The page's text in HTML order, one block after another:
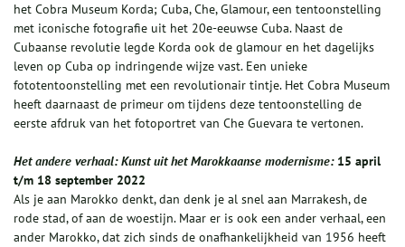
het Cobra Museum Korda; Cuba, Che, Glamour, een tentoonstelling
met iconische fotografie uit het 20e-eeuwse Cuba. Naast de
Cubaanse revolutie legde Korda ook de glamour en het dagelijks
leven op Cuba op indringende wijze vast. Een unieke
fototentoonstelling met een revolutionair tintje. Het Cobra Museum
heeft daarnaast de primeur om tijdens deze tentoonstelling de
eerste afdruk van het fotoportret van Che Guevara te vertonen.
Het andere verhaal: Kunst uit het Marokkaanse modernisme:15 april
t/m 18 september 2022
Als je aan Marokko denkt, dan denk je al snel aan Marrakesh, de
rode stad, of aan de woestijn. Maar er is ook een ander verhaal, een
ander Marokko, dat zich sinds de onafhankelijkheid van 1956 heeft